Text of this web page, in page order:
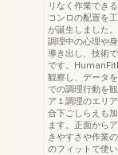
リなく作業でき
コンロの配置を
が誕生しました
調理中の心理や
導き出し、技術
です。
観察し、データ
での調理行動を
ア１調理のエリ
合下ごしらえも
ます。正面から
きやすさや作業
のフィットで使